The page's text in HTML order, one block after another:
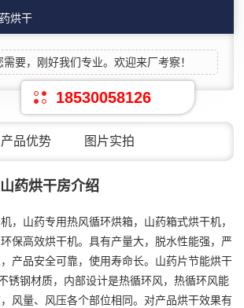
烘干
需要，刚好我们专业。欢迎来厂考察！
18530058126
产品优势 图片实拍
药烘干房介绍
，山药专用热风循环烘箱，山药箱式烘干机，
保高效烘干机。具有产量大，脱水性能强，严
产品安全可靠，使用寿命长。山药片节能烘干
锈钢材质，内部设计是热循环风，热循环风能
风量、风压各个部位相同。对产品烘干效果有